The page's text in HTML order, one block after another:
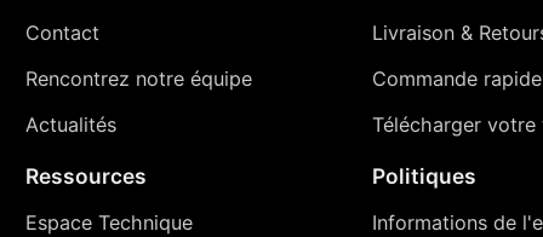
Contact
Rencontrez notre équipe
Actualités
Livraison&
Commande rapide
Télécharger votre
Ressources
Espace Technique
Politiques
Informations de